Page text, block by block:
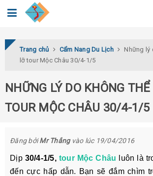
0932.04.03.78 Tìm
Trang chủ Cẩm Nang Du Lịch
Những lý
lỡ tour Mộc Châu 30/4-1/5
NHỮNG LÝ DO KHÔNG
TOUR MỘC CHÂU 30/4-1/5
Đăng bởiMr Thắngvào lúc 19/04/2016
Dịp30/4-1/5, tour Mộc Châu
luôn là
đến cực hấp dẫn. Bạn sẽ đắm chìm